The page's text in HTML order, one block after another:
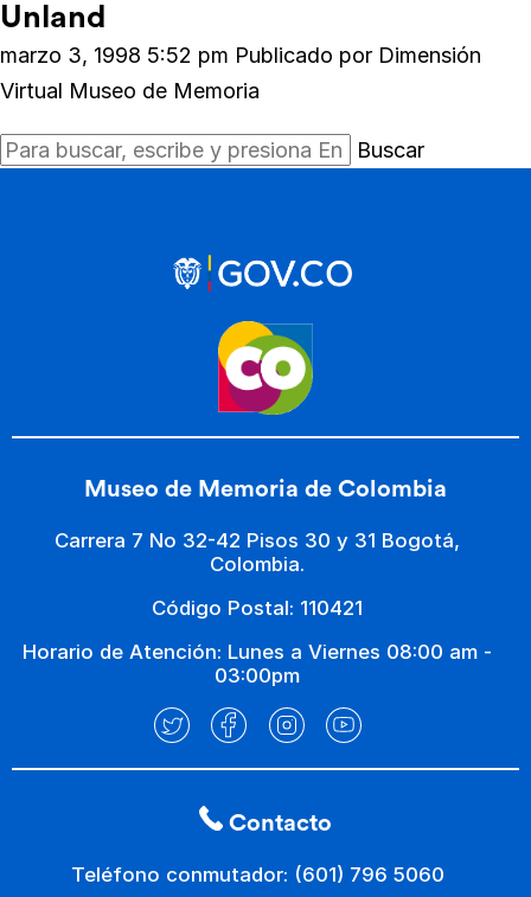
Unland
marzo 3, 1998 5:52 pm Publicado por Dimensión
Virtual Museo de Memoria
Buscar
Museo de Memoria de Colombia
Carrera 7 No 32-42 Pisos 30 y 31 Bogotá,
Colombia.
Código Postal: 110421
Horario de Atención: Lunes a Viernes 08:00 am -
03:00pm
Contacto
Teléfono conmutador: (601) 796 5060